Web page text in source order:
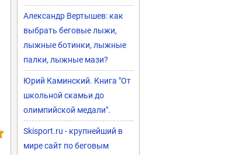
Александр Вертышев: как
выбрать беговые лыжи,
лыжные ботинки, лыжные
палки, лыжные мази?
Юрий Каминский. Книга "От
школьной скамьи до
олимпийской медали".
Skisport.ru - крупнейший в
мире сайт по беговым